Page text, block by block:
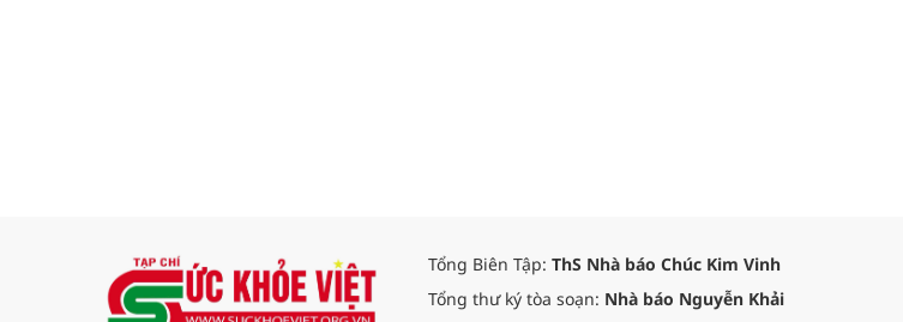
Tổng Biên Tập: ThS Nhà báo Chúc Kim Vinh
Tổng thư ký tòa soạn: Nhà báo Nguyễn Khải